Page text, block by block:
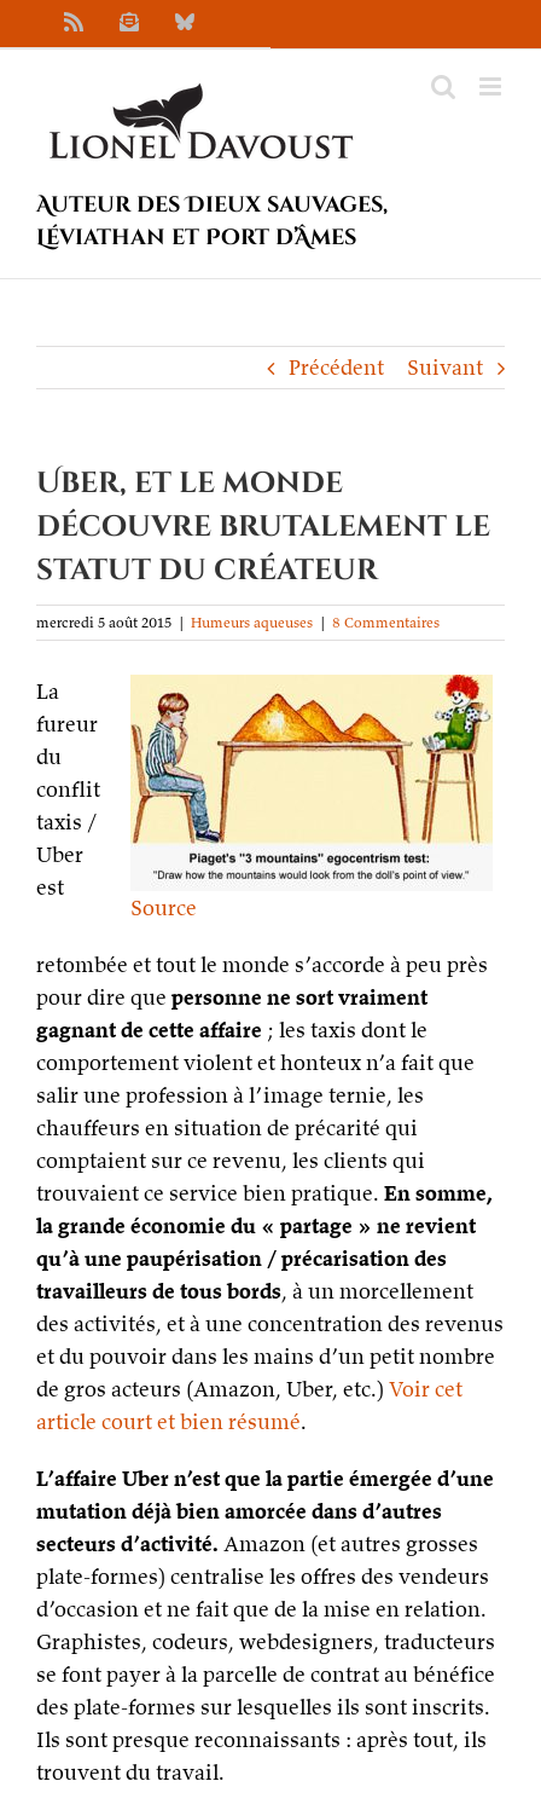
au
NewsletterBluesky
Auteur des Dieux sauvages,
Léviathan et Port d’Âmes
Précédent Suivant
Uber, et le monde
découvre brutalement le
statut du créateur
mercredi 5 août 2015 | Humeurs aqueuses | 8 Commentaires
Source
La
fureur
du
conflit
taxis /
Uber
est
retombée et tout le monde s’accorde à peu près
pour dire que personne ne sort vraiment
gagnant de cette affaire ; les taxis dont le
comportement violent et honteux n’a fait que
salir une profession à l’image ternie, les
chauffeurs en situation de précarité qui
comptaient sur ce revenu, les clients qui
trouvaient ce service bien pratique. En somme,
la grande économie du « partage » ne revient
qu’à une paupérisation / précarisation des
travailleurs de tous bords, à un morcellement
des activités, et à une concentration des revenus
et du pouvoir dans les mains d’un petit nombre
de gros acteurs (Amazon, Uber, etc.) Voir cet
article court et bien résumé.
L’affaire Uber n’est que la partie émergée d’une
mutation déjà bien amorcée dans d’autres
secteurs d’activité. Amazon (et autres grosses
plate-formes) centralise les offres des vendeurs
d’occasion et ne fait que de la mise en relation.
Graphistes, codeurs, webdesigners, traducteurs
se font payer à la parcelle de contrat au bénéfice
des plate-formes sur lesquelles ils sont inscrits.
Ils sont presque reconnaissants : après tout, ils
trouvent du travail.